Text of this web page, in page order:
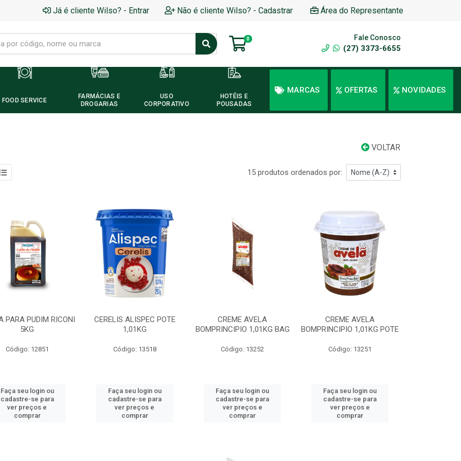
Já é cliente Wilso? - Entrar Não é cliente Wilso? - Cadastrar Área do Representante
0 Fale Conosco
(27) 3373-6655
FOOD SERVICE
FARMÁCIAS E
DROGARIAS
USO
CORPORATIVO
HOTÉIS E
POUSADAS
MARCAS OFERTAS NOVIDADES
VOLTAR
15 produtos ordenados por:
PARA PUDIM RICONI
5KG
Código: 12851
Faça seu login ou
cadastre-se para
ver preços e
comprar
CERELIS ALISPEC POTE
1,01KG
Código: 13518
Faça seu login ou
cadastre-se para
ver preços e
comprar
CREME AVELA
BOMPRINCIPIO 1,01KG BAG
Código: 13252
Faça seu login ou
cadastre-se para
ver preços e
comprar
CREME AVELA
BOMPRINCIPIO 1,01KG POTE
Código: 13251
Faça seu login ou
cadastre-se para
ver preços e
comprar